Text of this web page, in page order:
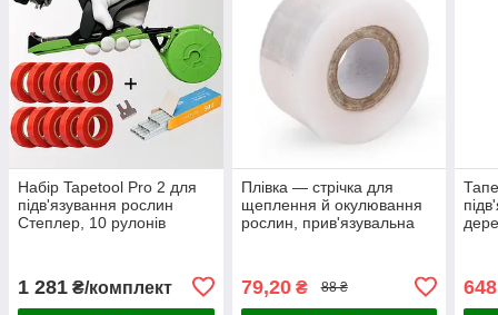
Набір Tapetool Pro 2 для
підв'язування рослин
Степлер, 10 рулонів
1 281 ₴/комплект
Плівка — стрічка для
щеплення й окулювання
рослин, прив'язувальна
79,20₴ 88 ₴ 648